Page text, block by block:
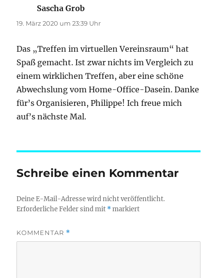
Sascha Grob
19. März 2020 um 23:39 Uhr
Das „Treffen im virtuellen Vereinsraum“ hat
Spaß gemacht. Ist zwar nichts im Vergleich zu
einem wirklichen Treffen, aber eine schöne
Abwechslung vom Home-Office-Dasein. Danke
für’s Organisieren, Philippe! Ich freue mich
auf’s nächste Mal.
Schreibe einen Kommentar
Deine E-Mail-Adresse wird nicht veröffentlicht.
Erforderliche Felder sind mit *markiert
KOMMENTAR *